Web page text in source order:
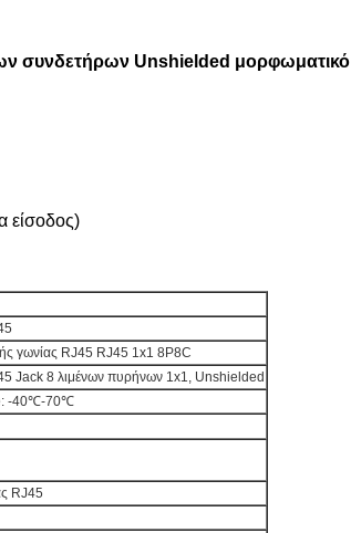
συνδετήρων Unshielded μορφωματικό
είσοδος)
γωνίας RJ45 RJ45 1x1 8P8C
Jack 8 λιμένων πυρήνων 1x1, Unshielded
-40℃-70℃
RJ45